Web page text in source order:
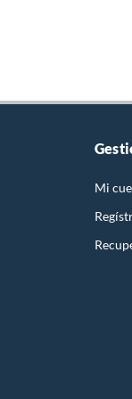
https://
https://
https://
Mi